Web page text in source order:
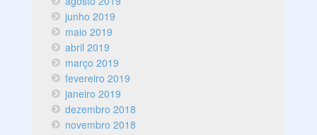
junho 2019
maio 2019
abril 2019
março 2019
fevereiro 2019
janeiro 2019
dezembro 2018
novembro 2018